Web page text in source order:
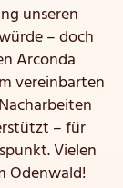
unseren
– doch
Arconda
vereinbarten
– für
Vielen
Odenwald!